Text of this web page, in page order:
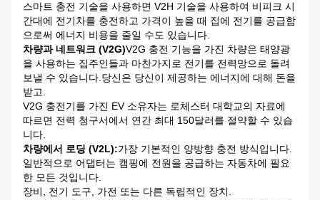
스마트 충전 기술을 사용하면 V2H 기술을 사용하여 비피크 시
간대에 전기차를 충전하고 가격이 높을 때 집에 전기를 공급함
으로써 에너지 비용을 줄일 수도 있습니다.
차량과 네트워크 (V2G)V2G 충전 기능을 가진 차량은 태양광
을 사용하는 집주인들과 마찬가지로 전기를 전력망으로 돌려
보낼 수 있습니다.당신은 당신이 제공하는 에너지에 대해 돈을
받고.
V2G 충전기를 가진 EV 소유자는 로체스터 대학교의 자료에
따르면 전력 청구서에서 연간 최대 150달러를 절약할 수 있습
니다.
차량에서 로딩 (V2L):가장 기본적인 양방향 충전 방식입니다.
일반적으로 어댑터는 캠핑에 전원을 공급하는 자동차에 필요
한 모든 것입니다.
장비, 전기 도구, 가전 또는 다른 독립적인 장치.